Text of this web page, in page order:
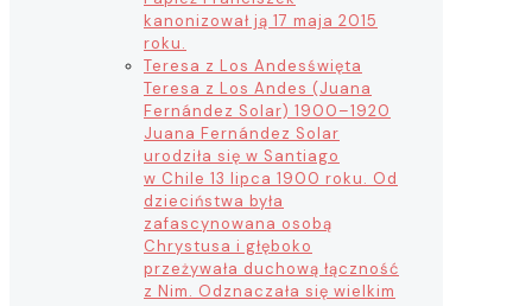
kanonizował ją 17 maja 2015
roku.
Teresa z Los Andesświęta
Teresa z Los Andes (Juana
Fernández Solar) 1900–1920
Juana Fernández Solar
urodziła się w Santiago
w Chile 13 lipca 1900 roku. Od
dzieciństwa była
zafascynowana osobą
Chrystusa i głęboko
przeżywała duchową łączność
z Nim. Odznaczała się wielkim